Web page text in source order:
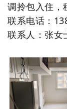
调拎包入住，
联系电话：
联系人：张女